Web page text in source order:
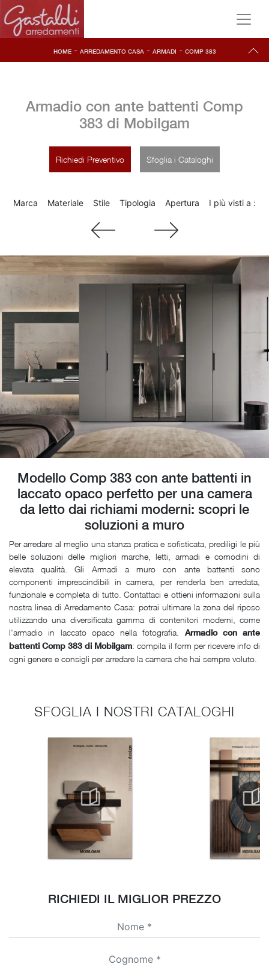
HOME- ARREDAMENTO CASA- ARMADI - COMP 383
Armadio con ante battenti Comp
383 di Mobilgam
Richiedi Preventivo Sfoglia i Cataloghi
Marca Materiale Stile Tipologia Apertura I più visti a :
Modello Comp 383 con ante battenti in
laccato opaco perfetto per una camera
da letto dai richiami moderni: scopri le
soluzioni a muro
Per arredare al meglio una stanza pratica e sofisticata, prediligi le più
belle soluzioni delle migliori marche, letti, armadi e comodini di
elevata qualità. Gli Armadi a muro con ante battenti sono
componenti imprescindibili in camera, per renderla ben arredata,
funzionale e completa di tutto. Contattaci e ottieni informazioni sulla
nostra linea di Arredamento Casa: potrai ultimare la zona del riposo
utilizzando una diversificata gamma di contenitori moderni, come
l'armadio in laccato opaco nella fotografia. Armadio con ante
battenti Comp 383 di Mobilgam: compila il form per ricevere info di
ogni genere e consigli per arredare la camera che hai sempre voluto.
SFOGLIA I NOSTRI CATALOGHI
RICHIEDI IL MIGLIOR PREZZO